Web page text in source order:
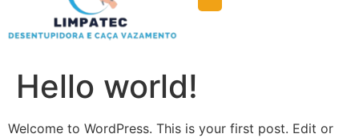
Hello world!
Welcome to WordPress. This is your first post. Edit or